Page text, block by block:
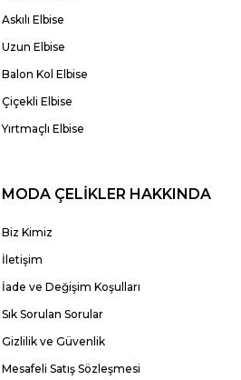
Askılı Elbise
Uzun Elbise
Balon Kol Elbise
Çiçekli Elbise
Yırtmaçlı Elbise
MODA ÇELİKLER HAKKINDA
Biz Kimiz
İletişim
İade ve Değişim Koşulları
Sık Sorulan Sorular
Gizlilik ve Güvenlik
Mesafeli Satış Sözleşmesi